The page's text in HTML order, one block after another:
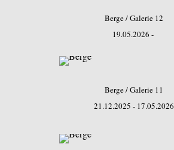
Berge / Galerie 12
19.05.2026 -
Berge / Galerie 11
21.12.2025 - 17.05.2026